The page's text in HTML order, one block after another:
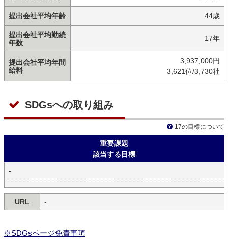
提出会社平均年齢 44歳
提出会社平均勤続
年数
17年
提出会社平均年間
給料
3,937,000円
3,621位/3,730社
SDGsへの取り組み
17の目標について
重要課題
該当する目標
-
URL -
※SDGsページ免責事項